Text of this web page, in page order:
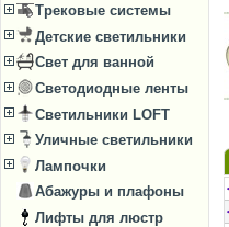
Трековые системы
Детские светильники
Свет для ванной
Светодиодные ленты
Светильники LOFT
Уличные светильники
Лампочки
Абажуры и плафоны
Лифты для люстр